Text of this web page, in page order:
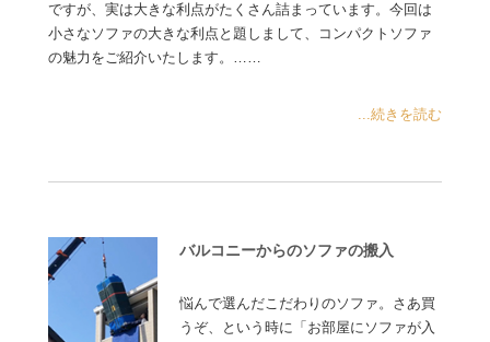
ですが、実は大きな利点がたくさん詰まっています。今回は
小さなソファの大きな利点と題しまして、コンパクトソファ
の魅力をご紹介いたします。……
...続きを読む
バルコニーからのソファの搬入
悩んで選んだこだわりのソファ。さあ買
うぞ、という時に「お部屋にソファが入